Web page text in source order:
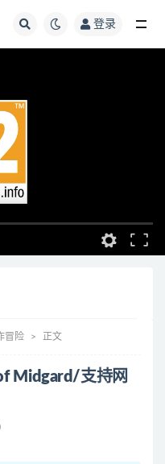
登录
冒险 正文
Midgard/支持网